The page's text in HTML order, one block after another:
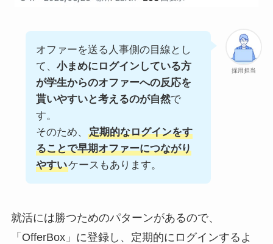
採用担当
オファーを送る人事側の目線とし
て、 小まめにログインしている方
が学生からのオファーへの反応を
貰いやすいと考えるのが自然で
す。
そのため、
定期的なログインをす
ることで早期オファーにつながり
やすいケースもあります。
就活には勝つためのパターンがあるので、
「OfferBox」に登録し、定期的にログインするよ